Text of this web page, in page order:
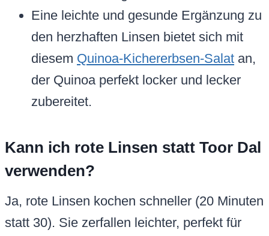
Eine leichte und gesunde Ergänzung zu
den herzhaften Linsen bietet sich mit
diesem Quinoa-Kichererbsen-Salat an,
der Quinoa perfekt locker und lecker
zubereitet.
Kann ich rote Linsen statt Toor Dal
verwenden?
Ja, rote Linsen kochen schneller (20 Minuten
statt 30). Sie zerfallen leichter, perfekt für